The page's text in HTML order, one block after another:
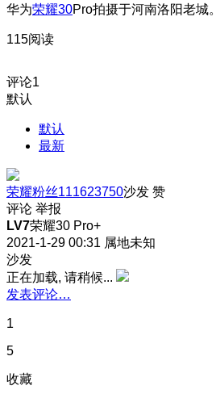
华为荣耀30Pro拍摄于河南洛阳老城。
115阅读
评论1
默认
默认
最新
荣耀粉丝111623750沙发 赞
评论 举报
LV7荣耀30 Pro+
2021-1-29 00:31 属地未知
沙发
正在加载, 请稍候...
发表评论…
1
5
收藏